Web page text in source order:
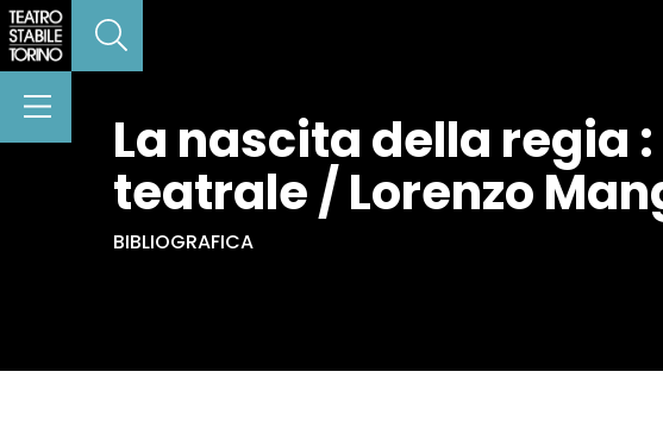
La nascita della regia
teatrale / Lorenzo
BIBLIOGRAFICA